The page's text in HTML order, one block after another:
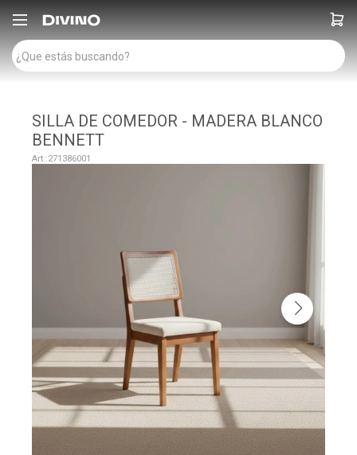

SILLA DE COMEDOR - MADERA BLANCO
BENNETT
271386001